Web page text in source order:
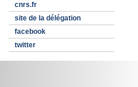
cnrs.fr
site de la délégation
facebook
twitter